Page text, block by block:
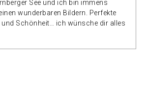
See und ich bin immens
wunderbaren Bildern. Perfekte
Schönheit… ich wünsche dir alles